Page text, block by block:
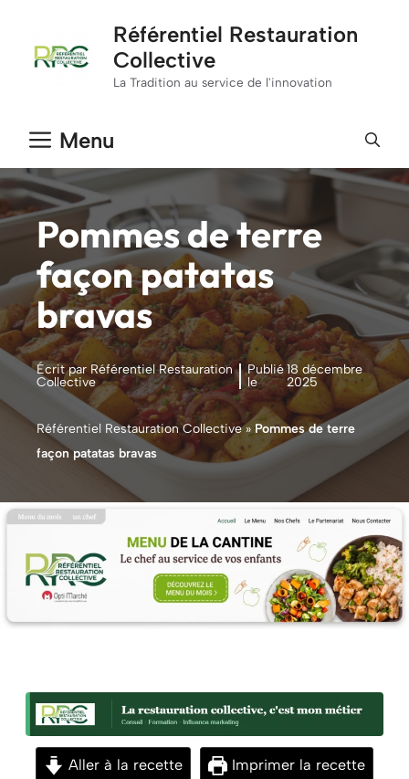
contenu
Référentiel Restauration
Collective
La Tradition au service de l'innovation
Menu
Pommes de terre
façon patatas
bravas
Écrit par Référentiel Restauration
Collective
Publié
le
18 décembre
2025
Référentiel Restauration Collective» Pommes de terre
façon patatas bravas
Aller à la recette Imprimer la recette